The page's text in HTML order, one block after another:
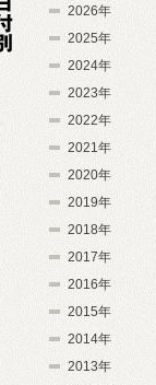
2026年
2025年
2024年
2023年
2022年
2021年
2020年
2019年
2018年
2017年
2016年
2015年
2014年
2013年